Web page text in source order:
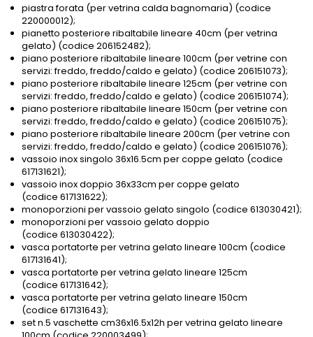
piastra forata (per vetrina calda bagnomaria) (codice
220000012);
pianetto posteriore ribaltabile lineare 40cm (per vetrina
gelato) (codice 206152482);
piano posteriore ribaltabile lineare 100cm (per vetrine con
servizi: freddo, freddo/caldo e gelato) (codice 206151073);
piano posteriore ribaltabile lineare 125cm (per vetrine con
servizi: freddo, freddo/caldo e gelato) (codice 206151074);
piano posteriore ribaltabile lineare 150cm (per vetrine con
servizi: freddo, freddo/caldo e gelato) (codice 206151075);
piano posteriore ribaltabile lineare 200cm (per vetrine con
servizi: freddo, freddo/caldo e gelato) (codice 206151076);
vassoio inox singolo 36x16.5cm per coppe gelato (codice
617131621);
vassoio inox doppio 36x33cm per coppe gelato
(codice 617131622);
monoporzioni per vassoio gelato singolo (codice 613030421);
monoporzioni per vassoio gelato doppio
(codice 613030422);
vasca portatorte per vetrina gelato lineare 100cm (codice
617131641);
vasca portatorte per vetrina gelato lineare 125cm
(codice 617131642);
vasca portatorte per vetrina gelato lineare 150cm
(codice 617131643);
set n.5 vaschette cm36x16.5x12h per vetrina gelato lineare